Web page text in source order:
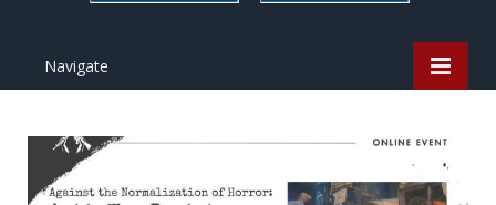
Navigate